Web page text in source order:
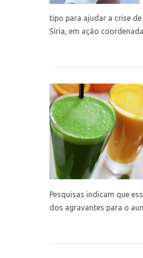
tipo para ajudar a crise
Síria, em ação
Pesquisas indicam que
dos agravantes para o